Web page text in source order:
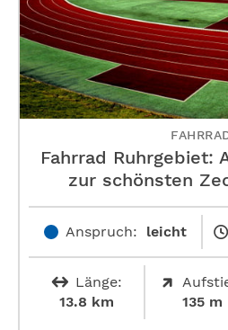
Fahrrad Ruhrgebiet:
zur schönsten
Anspruch: leicht
Länge:
13.8 km
135 m